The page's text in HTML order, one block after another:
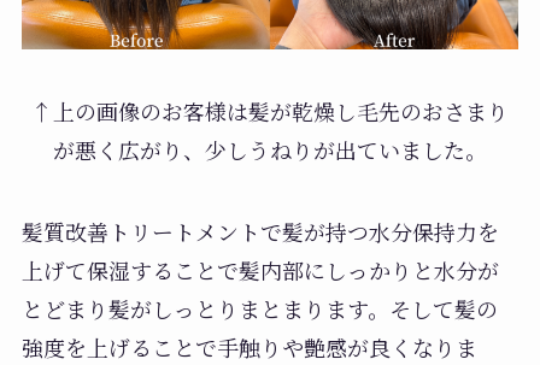
↑上の画像のお客様は髪が乾燥し毛先のおさまり
が悪く広がり、少しうねりが出ていました。
髪質改善トリートメントで髪が持つ水分保持力を
上げて保湿することで髪内部にしっかりと水分が
とどまり髪がしっとりまとまります。そして髪の
強度を上げることで手触りや艶感が良くなりま